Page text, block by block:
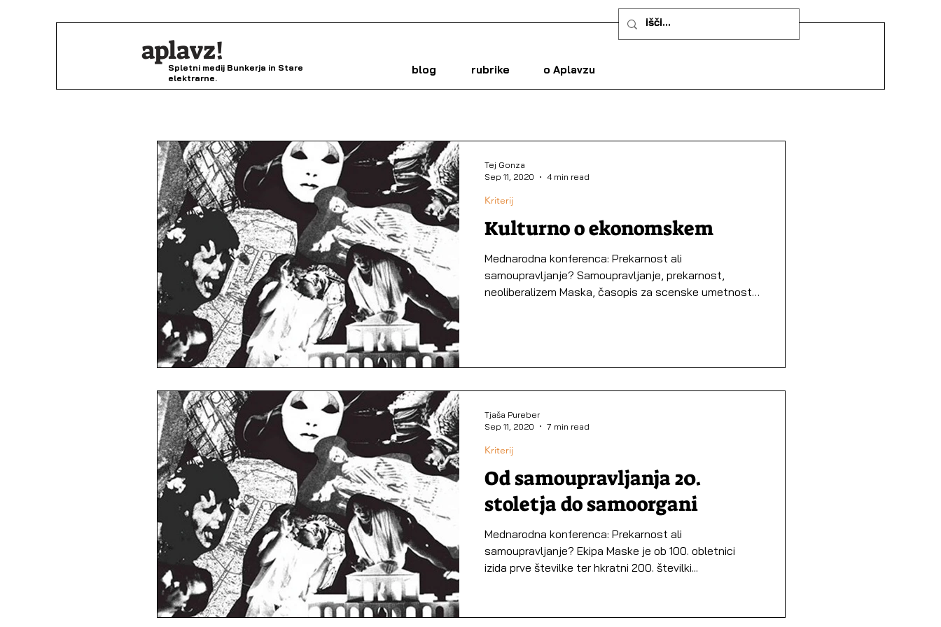
blog rubrike o Aplavzu
aplavz!
Spletni medij Bunkerja in Stare
elektrarne.
Kulturno o ekonomskem
Mednarodna konferenca: Prekarnost ali
samoupravljanje? Samoupravljanje, prekarnost,
neoliberalizem Maska, časopis za scenske umetnosti
Kriterij
Tej Gonza
Sep 11, 2020
4 min read
Od samoupravljanja 20.
stoletja do samoorgani
Mednarodna konferenca: Prekarnost ali
samoupravljanje? Ekipa Maske je ob 100. obletnici
izida prve številke ter hkratni 200. številki...
Kriterij
Tjaša Pureber
Sep 11, 2020
7 min read